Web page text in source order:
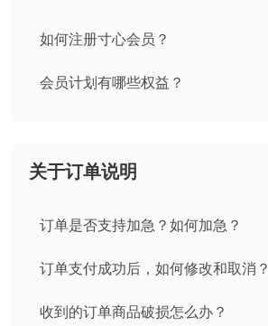
如何注册寸心会员？
会员计划有哪些权益？
关于订单说明
订单是否支持加急？如何加急？
订单支付成功后，如何修改和取消？
收到的订单商品破损怎么办？